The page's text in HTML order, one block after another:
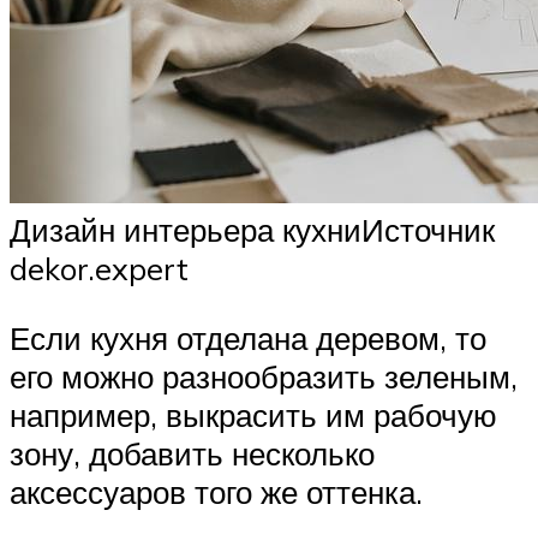
Дизайн интерьера кухниИсточник
dekor.expert
Если кухня отделана деревом, то
его можно разнообразить зеленым,
например, выкрасить им рабочую
зону, добавить несколько
аксессуаров того же оттенка.